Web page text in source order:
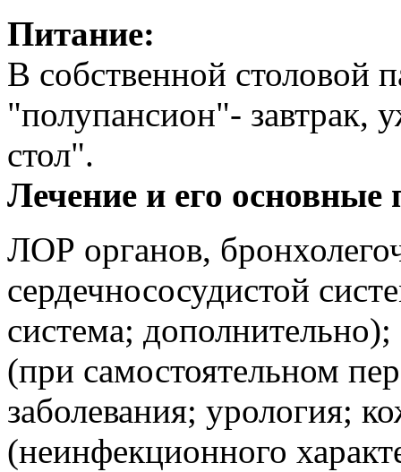
Питание:
В собственной столовой
"полупансион"- завтрак,
стол".
Лечение и его
ЛОР органов,
сердечнососудистой
система;
(при самостоятельном
заболевания; урология;
(неинфекционного